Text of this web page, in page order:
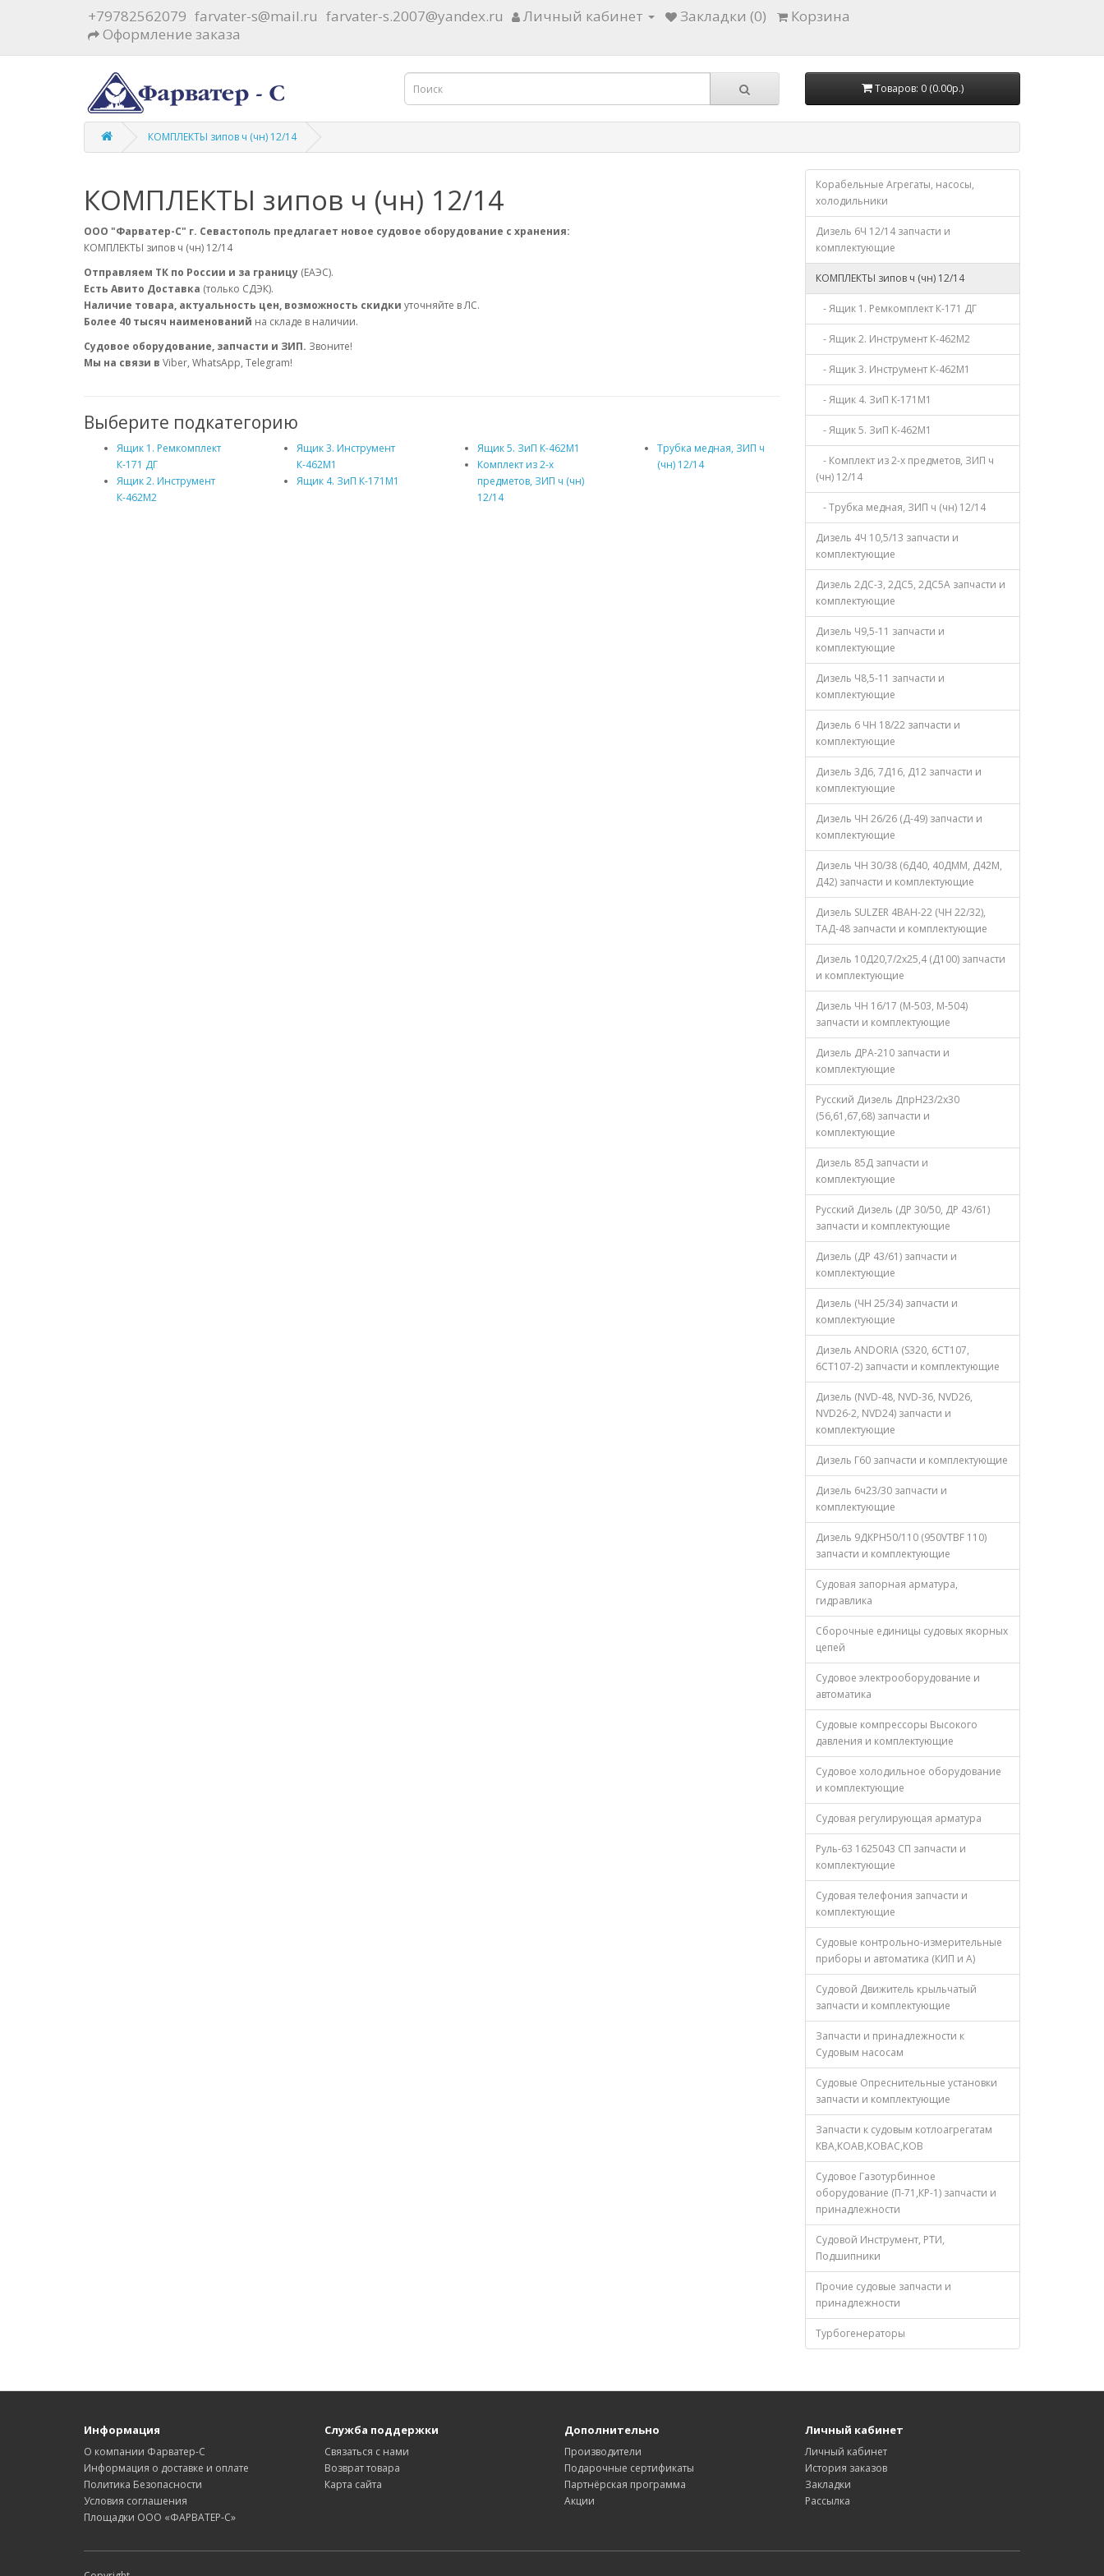
+79782562079 farvater-s@mail.ru farvater-s.2007@yandex.ru Личный кабинет Закладки (0)
Корзина
Оформление заказа
Товаров: 0 (0.00р.)
КОМПЛЕКТЫ зипов ч (чн) 12/14
КОМПЛЕКТЫ зипов ч (чн) 12/14
ООО "Фарватер-С" г. Севастополь предлагает новое судовое оборудование с хранения:
КОМПЛЕКТЫ зипов ч (чн) 12/14
Отправляем ТК по России и за границу (ЕАЭС).
Есть Авито Доставка (только СДЭК).
Наличие товара, актуальность цен, возможность скидки уточняйте в ЛС.
Более 40 тысяч наименований на складе в наличии.
Судовое оборудование, запчасти и ЗИП. Звоните!
Мы на связи в Viber, WhatsApp, Telegram!
Выберите подкатегорию
Ящик 1. Ремкомплект
К-171 ДГ
Ящик 2. Инструмент
К-462М2
Ящик 3. Инструмент
К-462М1
Ящик 4. ЗиП К-171М1
Ящик 5. ЗиП К-462М1
Комплект из 2-х
предметов, ЗИП ч (чн)
12/14
Трубка медная, ЗИП ч
(чн) 12/14
Корабельные Агрегаты, насосы,
холодильники
Дизель 6Ч 12/14 запчасти и
комплектующие
КОМПЛЕКТЫ зипов ч (чн) 12/14
- Ящик 1. Ремкомплект К-171 ДГ
- Ящик 2. Инструмент К-462М2
- Ящик 3. Инструмент К-462М1
- Ящик 4. ЗиП К-171М1
- Ящик 5. ЗиП К-462М1
- Комплект из 2-х предметов, ЗИП ч
(чн) 12/14
- Трубка медная, ЗИП ч (чн) 12/14
Дизель 4Ч 10,5/13 запчасти и
комплектующие
Дизель 2ДС-3, 2ДС5, 2ДС5А запчасти и
комплектующие
Дизель Ч9,5-11 запчасти и
комплектующие
Дизель Ч8,5-11 запчасти и
комплектующие
Дизель 6 ЧН 18/22 запчасти и
комплектующие
Дизель 3Д6, 7Д16, Д12 запчасти и
комплектующие
Дизель ЧН 26/26 (Д-49) запчасти и
комплектующие
Дизель ЧН 30/38 (6Д40, 40ДММ, Д42М,
Д42) запчасти и комплектующие
Дизель SULZER 4ВАН-22 (ЧН 22/32),
ТАД-48 запчасти и комплектующие
Дизель 10Д20,7/2х25,4 (Д100) запчасти
и комплектующие
Дизель ЧН 16/17 (М-503, М-504)
запчасти и комплектующие
Дизель ДРА-210 запчасти и
комплектующие
Русский Дизель ДпрН23/2х30
(56,61,67,68) запчасти и
комплектующие
Дизель 85Д запчасти и
комплектующие
Русский Дизель (ДР 30/50, ДР 43/61)
запчасти и комплектующие
Дизель (ДР 43/61) запчасти и
комплектующие
Дизель (ЧН 25/34) запчасти и
комплектующие
Дизель ANDORIA (S320, 6CT107,
6CT107-2) запчасти и комплектующие
Дизель (NVD-48, NVD-36, NVD26,
NVD26-2, NVD24) запчасти и
комплектующие
Дизель Г60 запчасти и комплектующие
Дизель 6ч23/30 запчасти и
комплектующие
Дизель 9ДКРН50/110 (950VTBF 110)
запчасти и комплектующие
Судовая запорная арматура,
гидравлика
Сборочные единицы судовых якорных
цепей
Судовое электрооборудование и
автоматика
Судовые компрессоры Высокого
давления и комплектующие
Судовое холодильное оборудование
и комплектующие
Судовая регулирующая арматура
Руль-63 1625043 СП запчасти и
комплектующие
Судовая телефония запчасти и
комплектующие
Судовые контрольно-измерительные
приборы и автоматика (КИП и А)
Судовой Движитель крыльчатый
запчасти и комплектующие
Запчасти и принадлежности к
Судовым насосам
Судовые Опреснительные установки
запчасти и комплектующие
Запчасти к судовым котлоагрегатам
КВА,КОАВ,КОВАС,КОВ
Судовое Газотурбинное
оборудование (П-71,КР-1) запчасти и
принадлежности
Судовой Инструмент, РТИ,
Подшипники
Прочие судовые запчасти и
принадлежности
Турбогенераторы
Информация
О компании Фарватер-С
Информация о доставке и оплате
Политика Безопасности
Условия соглашения
Площадки ООО «ФАРВАТЕР-С»
Служба поддержки
Связаться с нами
Возврат товара
Карта сайта
Дополнительно
Производители
Подарочные сертификаты
Партнёрская программа
Акции
Личный кабинет
Личный кабинет
История заказов
Закладки
Рассылка